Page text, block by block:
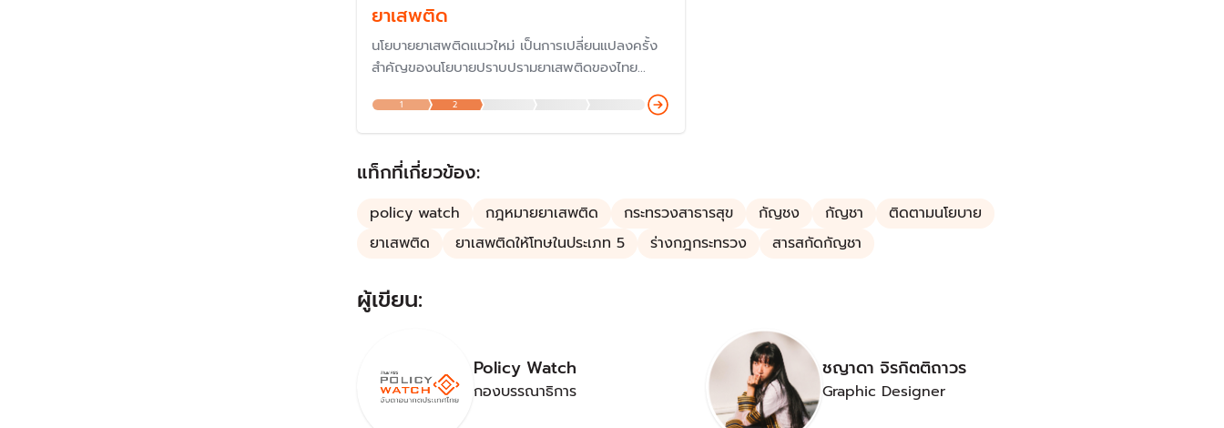
ยาเสพติด
นโยบายยาเสพติดแนวใหม่ เป็นการเปลี่ยนแปลงครั้ง
สำคัญของนโยบายปราบปรามยาเสพติดของไทย
ต้องรับโทษหนักเป็น "ผู้ค้า" อีกต่อไป และกระทรวง
สาธารณสุข มีบทบาทสำคัญของนโยบายยาเสพติด
1 2
แท็กที่เกี่ยวข้อง:
policy watch กฎหมายยาเสพติด กระทรวงสาธารสุข กัญชง กัญชา
ติดตามนโยบาย
ยาเสพติด
ยาเสพติดให้โทษในประเภท 5 ร่างกฎกระทรวง สารสกัดกัญชา
ผู้เขียน:
Policy Watch
กองบรรณาธิการ
ชญาดา จิรกิตติถาวร
Graphic Designer